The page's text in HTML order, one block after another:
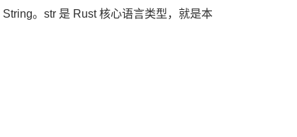
。str 是 Rust 核心语言类型，就是本